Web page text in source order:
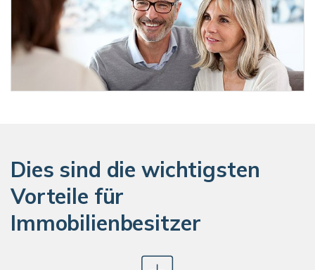
Dies sind die wichtigsten
Vorteile für
Immobilienbesitzer